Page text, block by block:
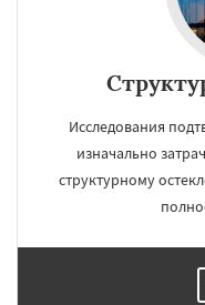
Исследования
изначально
структурному